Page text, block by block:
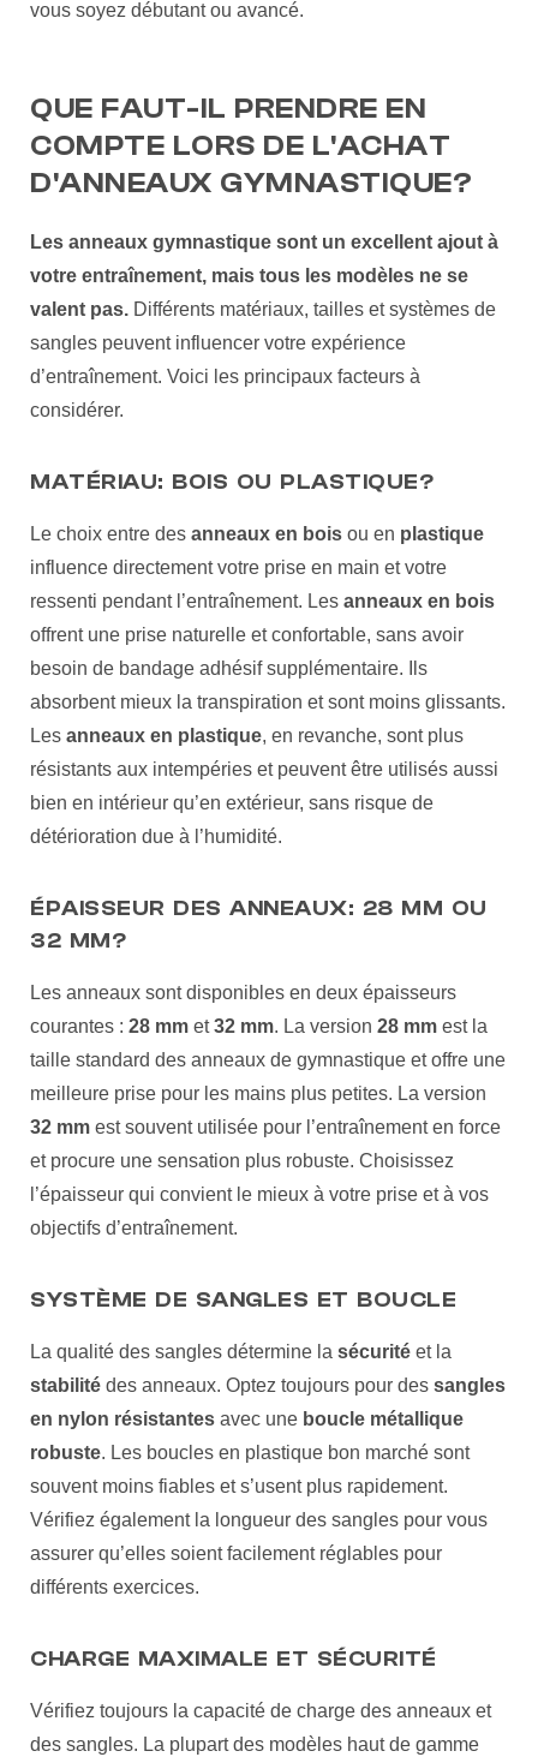
vous soyez débutant ou avancé.
QUE FAUT-IL PRENDRE EN
COMPTE LORS DE L'ACHAT
D'ANNEAUX GYMNASTIQUE?
Les anneaux gymnastique sont un excellent ajout à
votre entraînement, mais tous les modèles ne se
valent pas. Différents matériaux, tailles et systèmes de
sangles peuvent influencer votre expérience
d’entraînement. Voici les principaux facteurs à
considérer.
MATÉRIAU: BOIS OU PLASTIQUE?
Le choix entre des anneaux en bois ou en plastique
influence directement votre prise en main et votre
ressenti pendant l’entraînement. Les anneaux en bois
offrent une prise naturelle et confortable, sans avoir
besoin de bandage adhésif supplémentaire. Ils
absorbent mieux la transpiration et sont moins glissants.
Les anneaux en plastique, en revanche, sont plus
résistants aux intempéries et peuvent être utilisés aussi
bien en intérieur qu’en extérieur, sans risque de
détérioration due à l’humidité.
ÉPAISSEUR DES ANNEAUX: 28 MM OU
32 MM?
Les anneaux sont disponibles en deux épaisseurs
courantes : 28 mm et32 mm. La version 28 mm est la
taille standard des anneaux de gymnastique et offre une
meilleure prise pour les mains plus petites. La version
32 mm est souvent utilisée pour l’entraînement en force
et procure une sensation plus robuste. Choisissez
l’épaisseur qui convient le mieux à votre prise et à vos
objectifs d’entraînement.
SYSTÈME DE SANGLES ET BOUCLE
La qualité des sangles détermine la sécurité et la
stabilité des anneaux. Optez toujours pour des sangles
en nylon résistantes avec une boucle métallique
robuste. Les boucles en plastique bon marché sont
souvent moins fiables et s’usent plus rapidement.
Vérifiez également la longueur des sangles pour vous
assurer qu’elles soient facilement réglables pour
différents exercices.
CHARGE MAXIMALE ET SÉCURITÉ
Vérifiez toujours la capacité de charge des anneaux et
des sangles. La plupart des modèles haut de gamme